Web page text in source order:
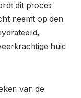
dit proces
neemt op den
huid
van de